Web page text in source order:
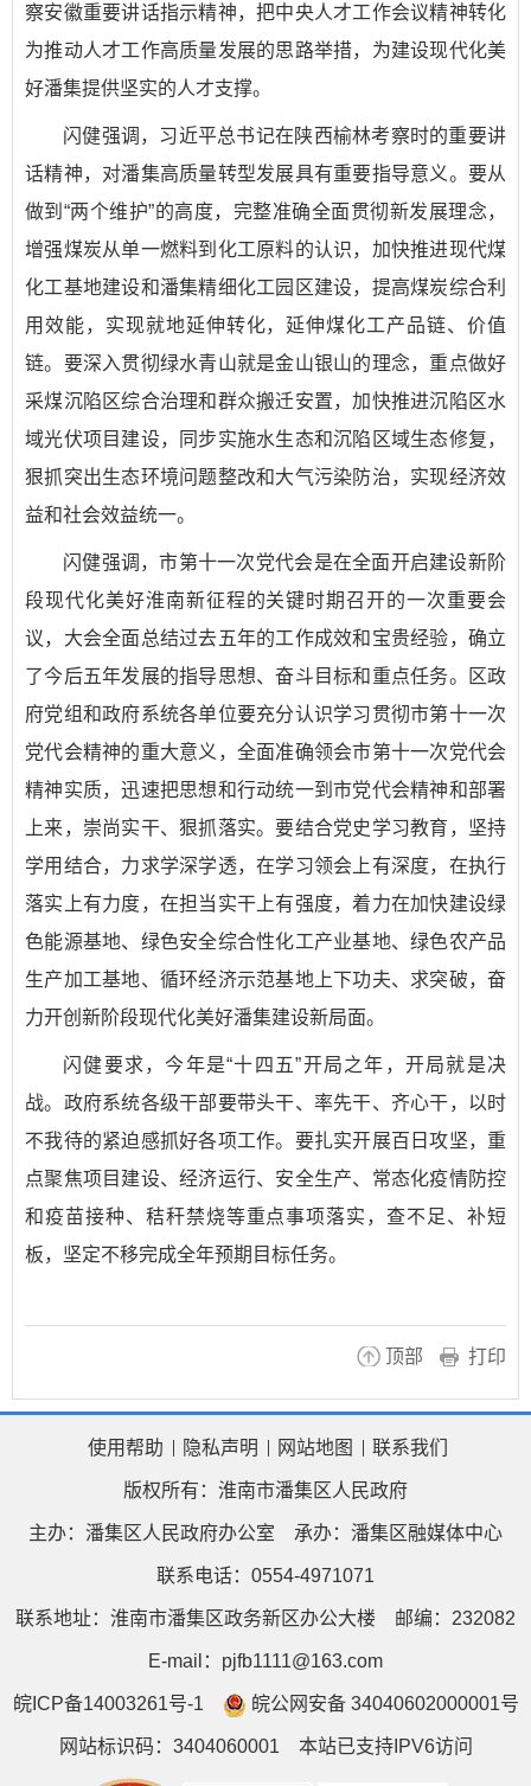
察安徽重要讲话指示精神，把中央人才工作会议精神转化
为推动人才工作高质量发展的思路举措，为建设现代化美
好潘集提供坚实的人才支撑。
闪健强调，习近平总书记在陕西榆林考察时的重要讲
话精神，对潘集高质量转型发展具有重要指导意义。要从
做到“两个维护”的高度，完整准确全面贯彻新发展理念，
增强煤炭从单一燃料到化工原料的认识，加快推进现代煤
化工基地建设和潘集精细化工园区建设，提高煤炭综合利
用效能，实现就地延伸转化，延伸煤化工产品链、价值
链。要深入贯彻绿水青山就是金山银山的理念，重点做好
采煤沉陷区综合治理和群众搬迁安置，加快推进沉陷区水
域光伏项目建设，同步实施水生态和沉陷区域生态修复，
狠抓突出生态环境问题整改和大气污染防治，实现经济效
益和社会效益统一。
闪健强调，市第十一次党代会是在全面开启建设新阶
段现代化美好淮南新征程的关键时期召开的一次重要会
议，大会全面总结过去五年的工作成效和宝贵经验，确立
了今后五年发展的指导思想、奋斗目标和重点任务。区政
府党组和政府系统各单位要充分认识学习贯彻市第十一次
党代会精神的重大意义，全面准确领会市第十一次党代会
精神实质，迅速把思想和行动统一到市党代会精神和部署
上来，崇尚实干、狠抓落实。要结合党史学习教育，坚持
学用结合，力求学深学透，在学习领会上有深度，在执行
落实上有力度，在担当实干上有强度，着力在加快建设绿
色能源基地、绿色安全综合性化工产业基地、绿色农产品
生产加工基地、循环经济示范基地上下功夫、求突破，奋
力开创新阶段现代化美好潘集建设新局面。
闪健要求，今年是“十四五”开局之年，开局就是决
战。政府系统各级干部要带头干、率先干、齐心干，以时
不我待的紧迫感抓好各项工作。要扎实开展百日攻坚，重
点聚焦项目建设、经济运行、安全生产、常态化疫情防控
和疫苗接种、秸秆禁烧等重点事项落实，查不足、补短
板，坚定不移完成全年预期目标任务。
顶部 打印
使用帮助 隐私声明 网站地图 联系我们
版权所有：淮南市潘集区人民政府
主办：潘集区人民政府办公室 承办：潘集区融媒体中心
联系电话：0554-4971071
联系地址：淮南市潘集区政务新区办公大楼 邮编：232082
E-mail：pjfb1111@163.com
皖ICP备14003261号-1 皖公网安备 34040602000001号
网站标识码：3404060001 本站已支持IPV6访问